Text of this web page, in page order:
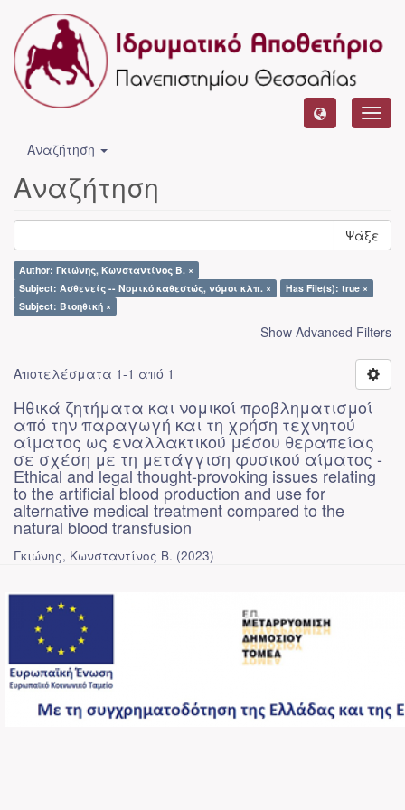
Αναζήτηση
Αναζήτηση
Ψάξε
Author: Γκιώνης, Κωνσταντίνος Β. ×
Subject: Ασθενείς -- Νομικό καθεστώς, νόμοι κλπ. ×
Has File(s): true ×
Subject: Βιοηθική ×
Show Advanced Filters
Αποτελέσματα 1-1 από 1
Ηθικά ζητήματα και νομικοί προβληματισμοί
από την παραγωγή και τη χρήση τεχνητού
αίματος ως εναλλακτικού μέσου θεραπείας
σε σχέση με τη μετάγγιση φυσικού αίματος -
Ethical and legal thought-provoking issues relating
to the artificial blood production and use for
alternative medical treatment compared to the
natural blood transfusion
Γκιώνης, Κωνσταντίνος Β. (2023)